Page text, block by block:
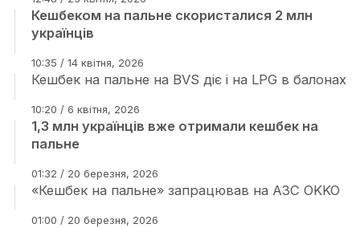
Кешбеком на пальне скористалися 2 млн
українців
10:35 / 14 квітня, 2026
Кешбек на пальне на BVS діє і на LPG в балонах
10:20 / 6 квітня, 2026
1,3 млн українців вже отримали кешбек на
пальне
01:32 / 20 березня, 2026
«Кешбек на пальне» запрацював на АЗС OKKO
01:00 / 20 березня, 2026